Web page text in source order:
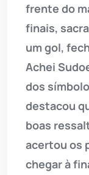
frente do
finais,
um gol,
Achei
dos
destacou
boas
acertou os
chegar à